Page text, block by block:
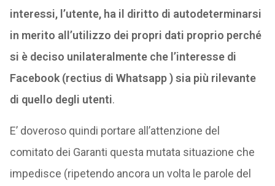
interessi, l’utente, ha il diritto di autodeterminarsi
in merito all’utilizzo dei propri dati proprio perché
si è deciso unilateralmente che l’interesse di
Facebook (rectius di Whatsapp ) sia più rilevante
di quello degli utenti.
E’ doveroso quindi portare all’attenzione del
comitato dei Garanti questa mutata situazione che
impedisce (ripetendo ancora un volta le parole del